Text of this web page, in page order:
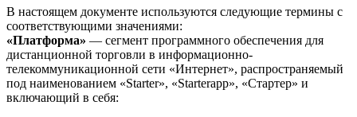
В настоящем документе используются следующие термины с
соответствующими значениями:
«Платформа» — сегмент программного обеспечения для
дистанционной торговли в информационно-
телекоммуникационной сети «Интернет», распространяемый
под наименованием «Starter», «Starterapp», «Стартер» и
включающий в себя: